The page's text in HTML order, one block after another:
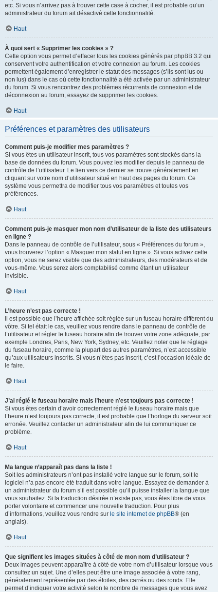
etc. Si vous n’arrivez pas à trouver cette case à cocher, il est probable qu’un
administrateur du forum ait désactivé cette fonctionnalité.
Haut
À quoi sert « Supprimer les cookies » ?
Cette option vous permet d’effacer tous les cookies générés par phpBB 3.2 qui
conservent votre authentification et votre connexion au forum. Les cookies
permettent également d’enregistrer le statut des messages (s’ils sont lus ou
non lus) dans le cas où cette fonctionnalité a été activée par un administrateur
du forum. Si vous rencontrez des problèmes récurrents de connexion et de
déconnexion au forum, essayez de supprimer les cookies.
Haut
Préférences et paramètres des utilisateurs
Comment puis-je modifier mes paramètres ?
Si vous êtes un utilisateur inscrit, tous vos paramètres sont stockés dans la
base de données du forum. Vous pouvez les modifier depuis le panneau de
contrôle de l’utilisateur. Le lien vers ce dernier se trouve généralement en
cliquant sur votre nom d’utilisateur situé en haut des pages du forum. Ce
système vous permettra de modifier tous vos paramètres et toutes vos
préférences.
Haut
Comment puis-je masquer mon nom d’utilisateur de la liste des utilisateurs
en ligne ?
Dans le panneau de contrôle de l’utilisateur, sous « Préférences du forum »,
vous trouverez l’option « Masquer mon statut en ligne ». Si vous activez cette
option, vous ne serez visible que des administrateurs, des modérateurs et de
vous-même. Vous serez alors comptabilisé comme étant un utilisateur
invisible.
Haut
L’heure n’est pas correcte !
Il est possible que l’heure affichée soit réglée sur un fuseau horaire différent du
vôtre. Si tel était le cas, veuillez vous rendre dans le panneau de contrôle de
l’utilisateur et régler le fuseau horaire afin de trouver votre zone adéquate, par
exemple Londres, Paris, New York, Sydney, etc. Veuillez noter que le réglage
du fuseau horaire, comme la plupart des autres paramètres, n’est accessible
qu’aux utilisateurs inscrits. Si vous n’êtes pas inscrit, c’est l’occasion idéale de
le faire.
Haut
J’ai réglé le fuseau horaire mais l’heure n’est toujours pas correcte !
Si vous êtes certain d’avoir correctement réglé le fuseau horaire mais que
l’heure n’est toujours pas correcte, il est probable que l’horloge du serveur soit
erronée. Veuillez contacter un administrateur afin de lui communiquer ce
problème.
Haut
Ma langue n’apparaît pas dans la liste !
Soit les administrateurs n’ont pas installé votre langue sur le forum, soit le
logiciel n’a pas encore été traduit dans votre langue. Essayez de demander à
un administrateur du forum s’il est possible qu’il puisse installer la langue que
vous souhaitez. Si la traduction désirée n’existe pas, vous êtes libre de vous
porter volontaire et commencer une nouvelle traduction. Pour plus
d’informations, veuillez vous rendre sur le site internet de phpBB® (en
anglais).
Haut
Que signifient les images situées à côté de mon nom d’utilisateur ?
Deux images peuvent apparaître à côté de votre nom d’utilisateur lorsque vous
consultez un sujet. Une d’elles peut être une image associée à votre rang,
généralement représentée par des étoiles, des carrés ou des ronds. Elle
permet d’indiquer votre activité selon le nombre de messages que vous avez